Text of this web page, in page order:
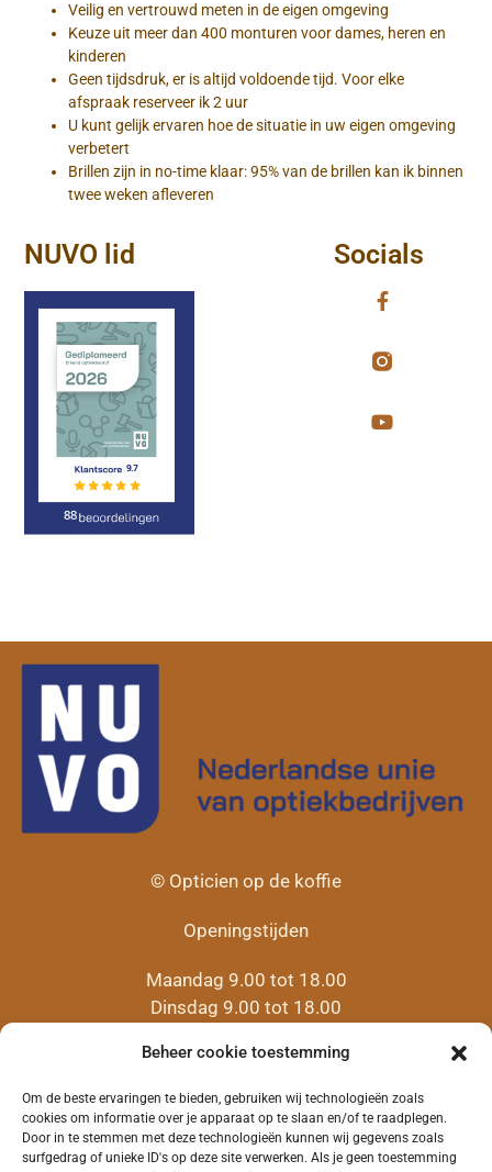
Beheer cookie toestemming
Om de beste ervaringen te bieden, gebruiken wij technologieën zoals
cookies om informatie over je apparaat op te slaan en/of te raadplegen.
Door in te stemmen met deze technologieën kunnen wij gegevens zoals
surfgedrag of unieke ID's op deze site verwerken. Als je geen toestemming
Veilig en vertrouwd meten in de eigen omgeving
Keuze uit meer dan 400 monturen voor dames, heren en
kinderen
Geen tijdsdruk, er is altijd voldoende tijd. Voor elke
afspraak reserveer ik 2 uur
U kunt gelijk ervaren hoe de situatie in uw eigen omgeving
verbetert
Brillen zijn in no-time klaar: 95% van de brillen kan ik binnen
twee weken afleveren
NUVO lid Socials
© Opticien op de koffie
Openingstijden
Maandag 9.00 tot 18.00
Dinsdag 9.00 tot 18.00
Donderdag 9.00 tot 18.00
(14.00 tot 16.00
Pop-up servicepunt
Vrijdag 9.00 tot 18.00
Zaterdag 10.30 tot 12.00